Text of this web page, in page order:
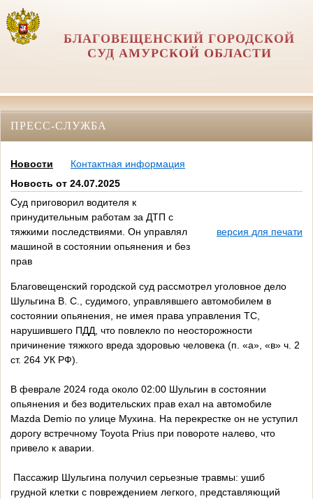
БЛАГОВЕЩЕНСКИЙ ГОРОДСКОЙ
СУД АМУРСКОЙ ОБЛАСТИ
ПРЕСС-СЛУЖБА
Новости
Контактная информация
Новость от 24.07.2025
Суд приговорил водителя к
принудительным работам за ДТП с
тяжкими последствиями. Он управлял
машиной в состоянии опьянения и без
прав
версия для печати
Благовещенский городской суд рассмотрел уголовное дело
Шульгина В. С., судимого, управлявшего автомобилем в
состоянии опьянения, не имея права управления ТС,
нарушившего ПДД, что повлекло по неосторожности
причинение тяжкого вреда здоровью человека (п. «а», «в» ч. 2
ст. 264 УК РФ).
В феврале 2024 года около 02:00 Шульгин в состоянии
опьянения и без водительских прав ехал на автомобиле
Mazda Demio по улице Мухина. На перекрестке он не уступил
дорогу встречному Toyota Prius при повороте налево, что
привело к аварии.
Пассажир Шульгина получил серьезные травмы: ушиб
грудной клетки с повреждением легкого, представляющий